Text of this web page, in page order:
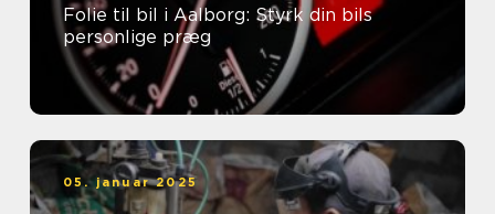
Folie til bil i Aalborg: Styrk din bils
personlige præg
05. januar 2025